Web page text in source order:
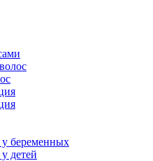
беременных
детей